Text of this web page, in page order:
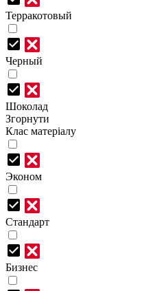
Терракотовый
Черный
Шоколад
Згорнути
Клас матеріалу
Эконом
Стандарт
Бизнес